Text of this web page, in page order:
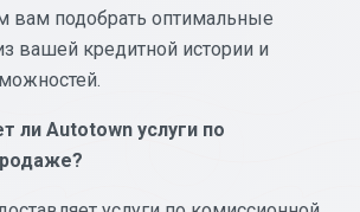
подобрать оптимальные
вашей кредитной истории и
ли Autotown услуги по